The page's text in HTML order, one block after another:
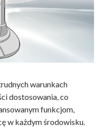
warunkach
dostosowania, co
funkcjom,
w każdym środowisku.